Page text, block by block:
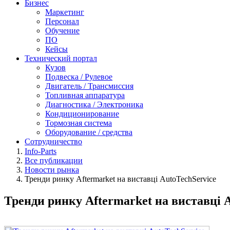
Бизнес
Маркетинг
Персонал
Обучение
ПО
Кейсы
Технический портал
Кузов
Подвеска / Рулевое
Двигатель / Трансмиссия
Топливная аппаратура
Диагностика / Электроника
Кондиционирование
Тормозная система
Оборудование / средства
Сотрудничество
Info-Parts
Все публикации
Новости рынка
Тренди ринку Aftermarket на виставці AutoTechService
Тренди ринку Aftermarket на виставці